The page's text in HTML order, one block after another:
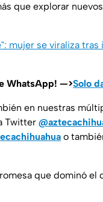
que explorar
mujer se viraliza
WhatsApp! —>Solo
en nuestras
Twitter
o
que dominó